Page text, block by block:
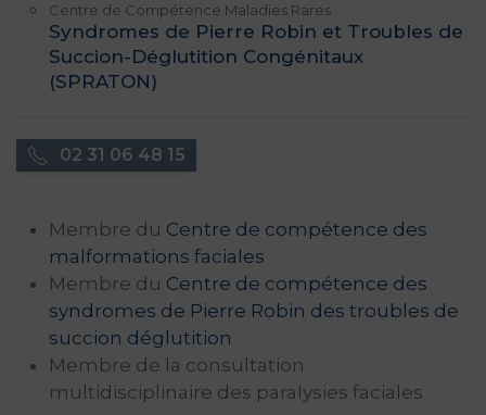
Centre de Compétence Maladies Rares
Syndromes de Pierre Robin et Troubles de
Succion-Déglutition Congénitaux
(SPRATON)
02 31 06 48 15
Membre du Centre de compétence des
malformations faciales
Membre du Centre de compétence des
syndromes de Pierre Robin des troubles de
succion déglutition
Membre de la consultation
multidisciplinaire des paralysies faciales